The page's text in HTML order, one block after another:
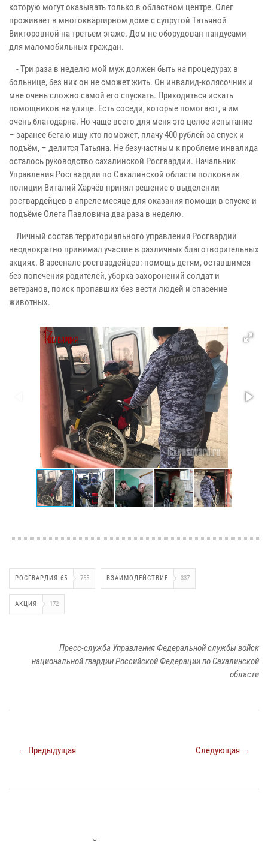
которую могут оказывать только в областном центре. Олег
проживает в многоквартирном доме с супругой Татьяной
Викторовной на третьем этаже. Дом не оборудован пандусами
для маломобильных граждан.
- Три раза в неделю мой муж должен быть на процедурах в
больнице, без них он не сможет жить. Он инвалид-колясочник и
мне очень сложно самой его спускать. Приходиться искать
помощников на улице. Есть соседи, которые помогают, я им
очень благодарна. Но чаще всего для меня это целое испытание
– заранее бегаю ищу кто поможет, плачу 400 рублей за спуск и
подъём, – делится Татьяна. Не безучастным к проблеме инвалида
осталось руководство сахалинской Росгвардии. Начальник
Управления Росгвардии по Сахалинской области полковник
полиции Виталий Харчёв принял решение о выделении
росгвардейцев в апреле месяце для оказания помощи в спуске и
подъёме Олега Павловича два раза в неделю.
Личный состав территориального управления Росгвардии
неоднократно принимал участие в различных благотворительных
акциях. В арсенале росгвардейцев: помощь детям, оставшимся
без попечения родителей, уборка захоронений солдат и
ветеранов, поиск пропавших без вести людей и спасение
животных.
РОСГВАРДИЯ 65 755 ВЗАИМОДЕЙСТВИЕ 337
АКЦИЯ 172
Пресс-служба Управления Федеральной службы войск
национальной гвардии Российской Федерации по Сахалинской
области
← Предыдущая Следующая →